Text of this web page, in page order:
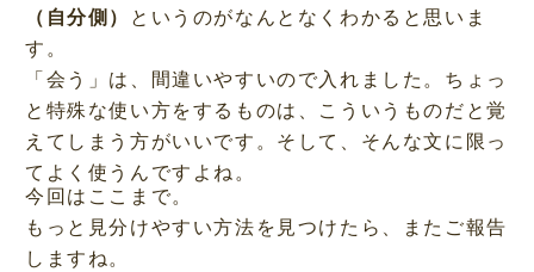
（自分側） というのがなんとなくわかると思いま
す。
「会う」は、間違いやすいので入れました。ちょっ
と特殊な使い方をするものは、こういうものだと覚
えてしまう方がいいです。そして、そんな文に限っ
てよく使うんですよね。
今回はここまで。
もっと見分けやすい方法を見つけたら、またご報告
しますね。